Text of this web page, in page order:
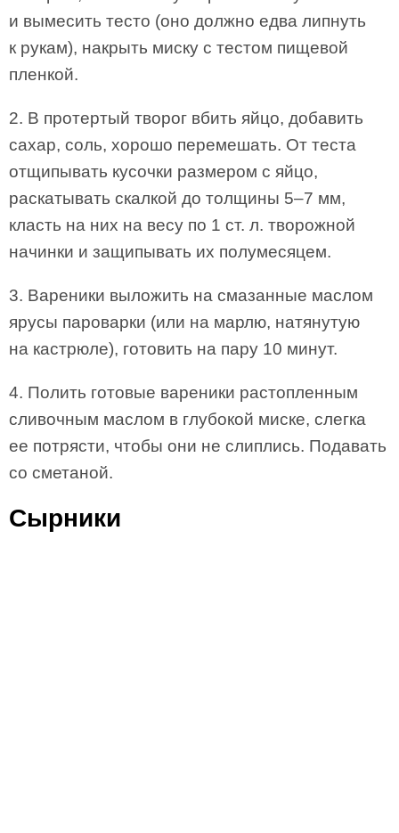
и вымесить тесто (оно должно едва липнуть
к рукам), накрыть миску с тестом пищевой
пленкой.
2. В протертый творог вбить яйцо, добавить
сахар, соль, хорошо перемешать. От теста
отщипывать кусочки размером с яйцо,
раскатывать скалкой до толщины 5–7 мм,
класть на них на весу по 1 ст. л. творожной
начинки и защипывать их полумесяцем.
3. Вареники выложить на смазанные маслом
ярусы пароварки (или на марлю, натянутую
на кастрюле), готовить на пару 10 минут.
4. Полить готовые вареники растопленным
сливочным маслом в глубокой миске, слегка
ее потрясти, чтобы они не слиплись. Подавать
со сметаной.
Сырники